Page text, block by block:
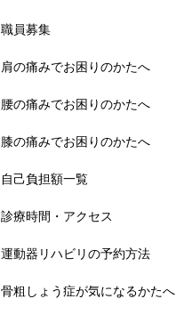
職員募集
肩の痛みでお困りのかたへ
腰の痛みでお困りのかたへ
膝の痛みでお困りのかたへ
自己負担額一覧
診療時間・アクセス
運動器リハビリの予約方法
骨粗しょう症が気になるかたへ